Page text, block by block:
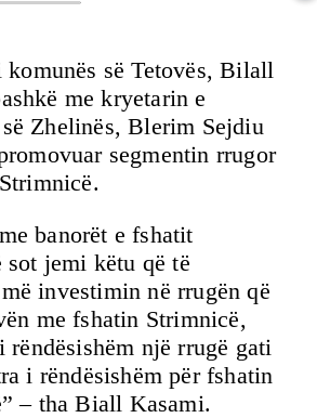
së Tetovës, Bilall
me kryetarin e
Zhelinës, Blerim Sejdiu
segmentin rrugor
banorët e fshatit
sot jemi këtu që të
investimin në rrugën që
me fshatin Strimnicë,
një rrugë gati
i rëndësishëm për fshatin
– tha Biall Kasami.